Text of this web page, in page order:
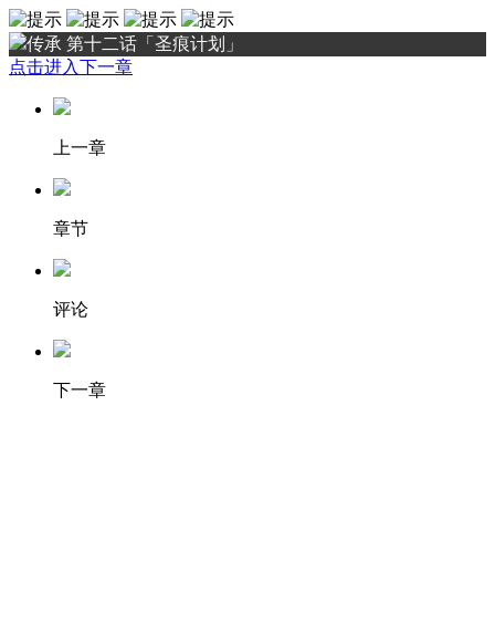
传承 第十二话「圣痕计划」
点击进入下一章
上一章
章节
评论
下一章